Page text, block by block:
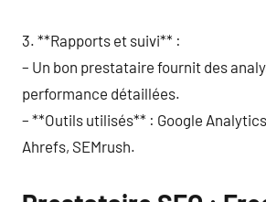
3. **Rapports et suivi** :
– Un bon prestataire fournit des
performance détaillées.
– **Outils utilisés** : Google
Ahrefs, SEMrush.